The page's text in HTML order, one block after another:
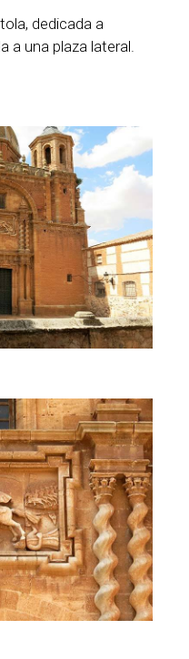
dedicada a
a una plaza lateral.